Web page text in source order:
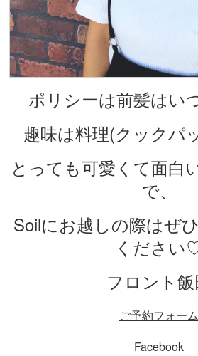
ポリシーは前髪はい
趣味は料理(クックパ
とっても可愛くて面白
で、
Soilにお越しの際はぜ
ください
フロント飯
ご予約フォーム
Facebook